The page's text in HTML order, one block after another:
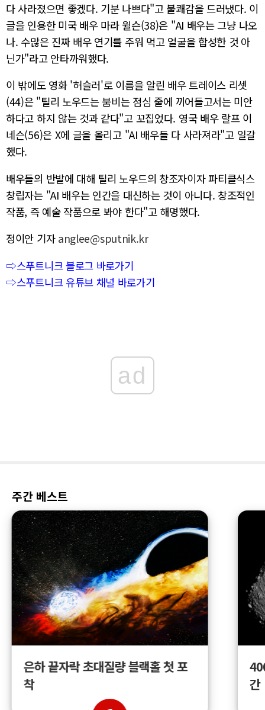
다 사라졌으면 좋겠다. 기분 나쁘다"고 불쾌감을 드러냈다. 이
글을 인용한 미국 배우 마라 윌슨(38)은 "AI 배우는 그냥 나오
나. 수많은 진짜 배우 연기를 주워 먹고 얼굴을 합성한 것 아
닌가"라고 안타까워했다.
이 밖에도 영화 '허슬러'로 이름을 알린 배우 트레이스 리셋
(44)은 "틸리 노우드는 붐비는 점심 줄에 끼어들고서는 미안
하다고 하지 않는 것과 같다"고 꼬집었다. 영국 배우 랄프 이
네슨(56)은 X에 글을 올리고 "AI 배우들 다 사라져라"고 일갈
했다.
배우들의 반발에 대해 틸리 노우드의 창조자이자 파티클식스
창립자는 "AI 배우는 인간을 대신하는 것이 아니다. 창조적인
작품, 즉 예술 작품으로 봐야 한다"고 해명했다.
정이안 기자 anglee@sputnik.kr
⇨스푸트니크 블로그 바로가기
⇨스푸트니크 유튜브 채널 바로가기
ad
주간 베스트
은하 끝자락 초대질량 블랙홀 첫 포
착
간